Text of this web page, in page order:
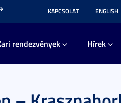
KAPCSOLAT ENGLISH
rendezvények Hírek